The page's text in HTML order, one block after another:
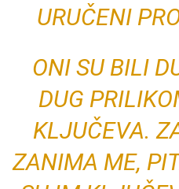
URUČENI
ONI SU BILI
DUG
KLJUČEVA.
ZANIMA ME,